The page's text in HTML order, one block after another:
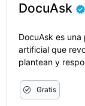
DocuAsk
DocuAsk es
artificial que
plantean y
Gratis